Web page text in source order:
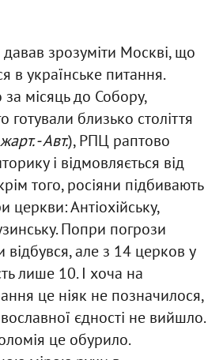
зрозуміти Москві, що
в українське питання.
місяць до Собору,
готували близько століття
- Авт.), РПЦ раптово
і відмовляється від
того, росіяни підбивають
Антіохійську,
Попри погрози
відбувся, але з 14 церков у
лише 10. І хоча на
це ніяк не позначилося,
єдності не вийшло.
це обурило.